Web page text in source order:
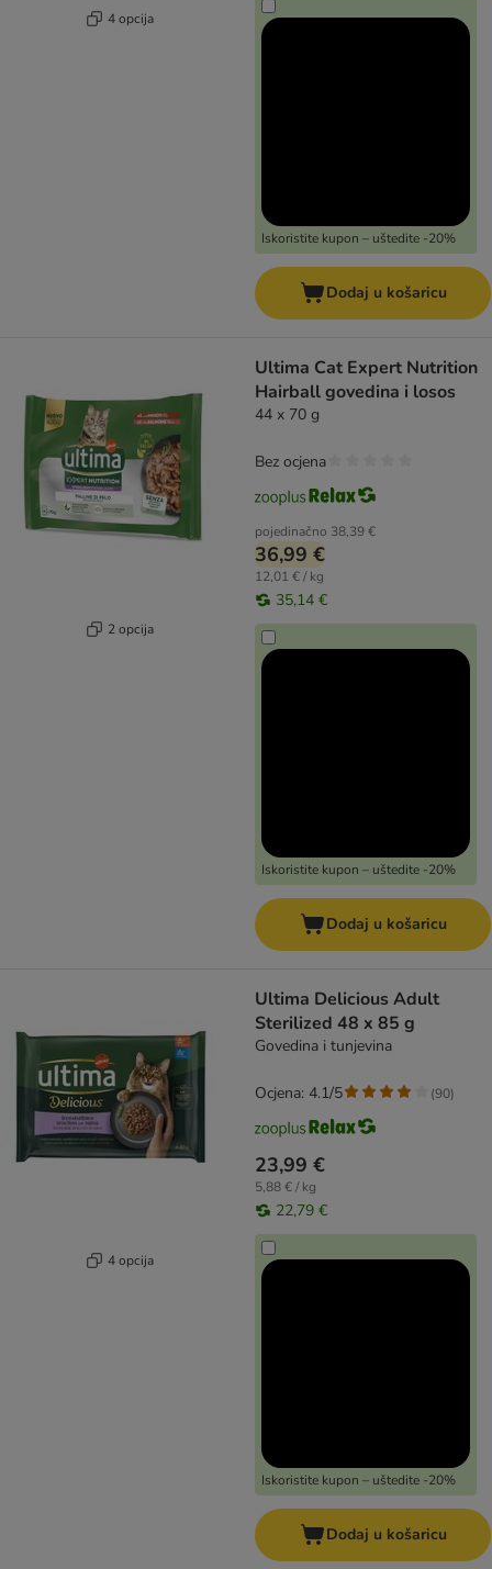
4 opcija
Iskoristite kupon – uštedite -20%
Dodaj u košaricu
2 opcija
Ultima Cat Expert Nutrition
Hairball govedina i losos
44 x 70 g
pojedinačno 38,39 €
36,99 €
12,01 € / kg
35,14 €
Iskoristite kupon – uštedite -20%
Bez ocjena
Dodaj u košaricu
4 opcija
Ultima Delicious Adult
Sterilized 48 x 85 g
Govedina i tunjevina
23,99 €
5,88 € / kg
22,79 €
Iskoristite kupon – uštedite -20%
Ocjena: 4.1/5 (90)
Dodaj u košaricu